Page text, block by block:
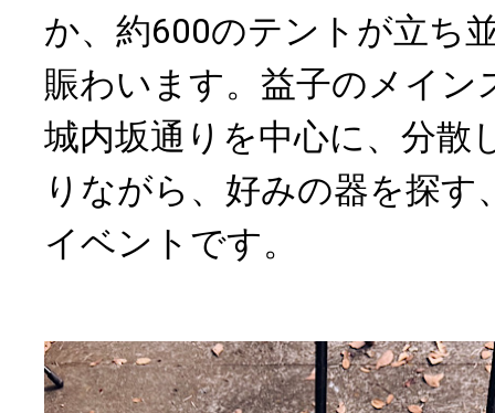
か、約600のテントが立ち
賑わいます。益子のメイン
城内坂通りを中心に、分散
りながら、好みの器を探す
イベントです。